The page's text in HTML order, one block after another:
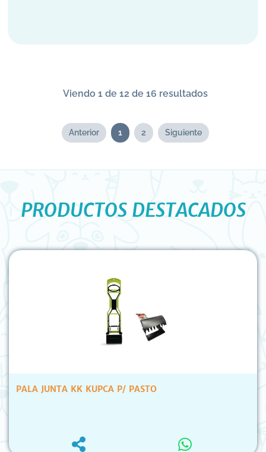
Viendo 1 de 12 de 16 resultados
Anterior 1 2 Siguiente
PRODUCTOS DESTACADOS
PALA JUNTA KK KUPCA P/ PASTO